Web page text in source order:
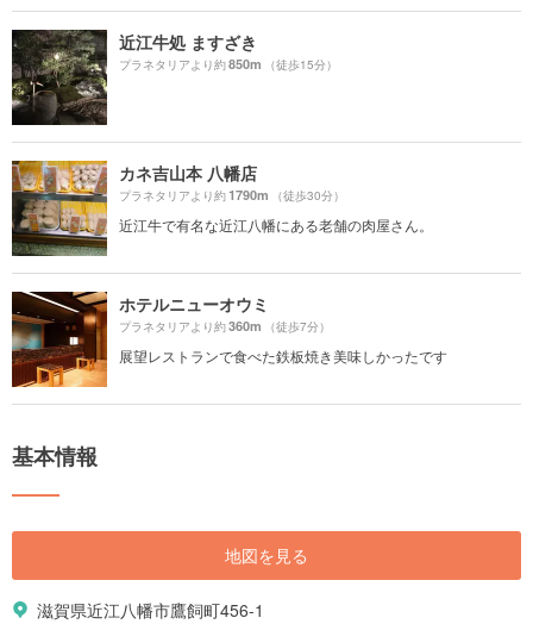
近江牛処 ますざき
プラネタリアより約850m （徒歩15分）
カネ吉山本 八幡店
プラネタリアより約1790m （徒歩30分）
近江牛で有名な近江八幡にある老舗の肉屋さん。
ホテルニューオウミ
プラネタリアより約360m （徒歩7分）
展望レストランで食べた鉄板焼き美味しかったです
基本情報
地図を見る
滋賀県近江八幡市鷹飼町456-1